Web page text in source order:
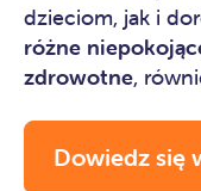
dzieciom, jak i
różne
zdrowotne,
Dowiedz się